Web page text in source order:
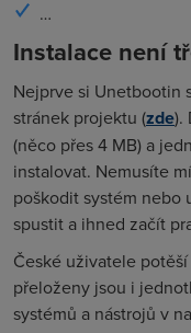
…
Instalace není
Nejprve si Unetbootin
stránek projektu (zde).
(něco přes 4 MB) a
instalovat. Nemusíte
poškodit systém nebo
spustit a ihned začít
České uživatele
přeloženy jsou i
systémů a nástrojů v